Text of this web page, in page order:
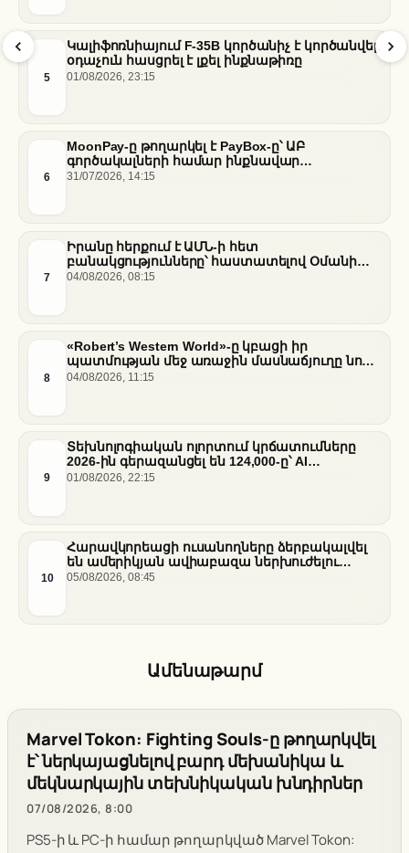
5
Կալիֆոռնիայում F-35B կործանիչ է կործանվել,
օդաչուն հասցրել է լքել ինքնաթիռը
01/08/2026, 23:15
6
MoonPay-ը թողարկել է PayBox-ը՝ ԱԲ
գործակալների համար ինքնավար
ֆինանսական գործարքներ ապահովելու
31/07/2026, 14:15
7
Իրանը հերքում է ԱՄՆ-ի հետ
բանակցությունները՝ հաստատելով Օմանի
միջնորդությամբ քննարկումները Հորմուզի
04/08/2026, 08:15
8
«Robert’s Western World»-ը կբացի իր
պատմության մեջ առաջին մասնաճյուղը նոր
«Nissan Stadium» մարզադաշտում
04/08/2026, 11:15
9
Տեխնոլոգիական ոլորտում կրճատումները
2026-ին գերազանցել են 124,000-ը՝ AI
ենթակառուցվածքների վերաբաշխման ֆոնին
01/08/2026, 22:15
10
Հարավկորեացի ուսանողները ձերբակալվել
են ամերիկյան ավիաբազա ներխուժելու
համար
05/08/2026, 08:45
Ամենաթարմ
Marvel Tokon: Fighting Souls-ը թողարկվել
է՝ ներկայացնելով բարդ մեխանիկա և
մեկնարկային տեխնիկական խնդիրներ
07/08/2026, 8:00
PS5-ի և PC-ի համար թողարկված Marvel Tokon: